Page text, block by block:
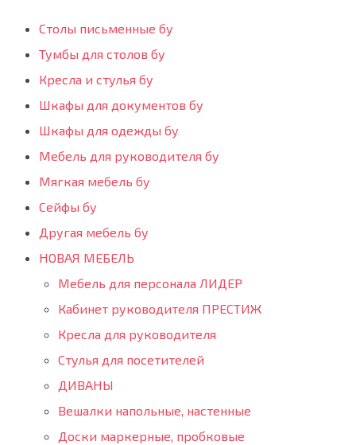
Столы письменные бу
Тумбы для столов бу
Кресла и стулья бу
Шкафы для документов бу
Шкафы для одежды бу
Мебель для руководителя бу
Мягкая мебель бу
Сейфы бу
Другая мебель бу
НОВАЯ МЕБЕЛЬ
Мебель для персонала ЛИДЕР
Кабинет руководителя ПРЕСТИЖ
Кресла для руководителя
Стулья для посетителей
ДИВАНЫ
Вешалки напольные, настенные
Доски маркерные, пробковые